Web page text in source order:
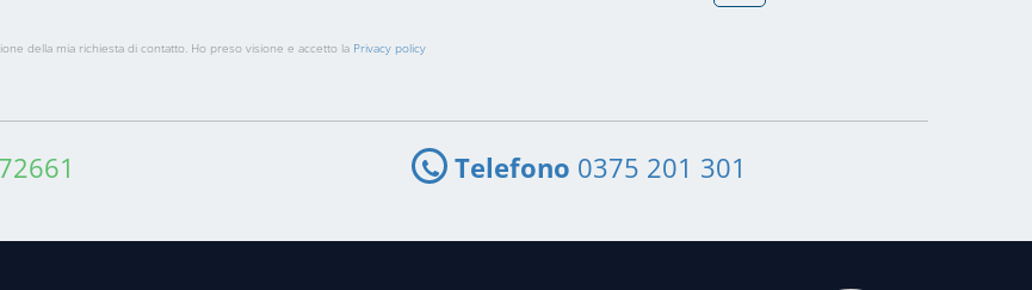
della mia richiesta di contatto. Ho preso visione e accetto la Privacy policy
Telefono 0375 201 301